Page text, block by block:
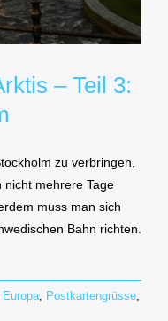
– Teil 3:
zu verbringen,
mehrere Tage
muss man sich
Bahn richten.
Europa Postkartengrüsse